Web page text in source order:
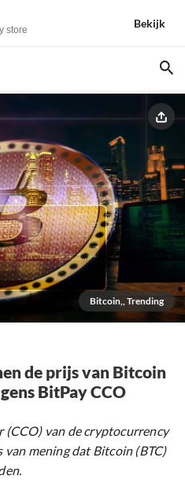
store
Bekijk
Bitcoin,, Trending
de prijs van Bitcoin
BitPay CCO
(CCO) van de cryptocurrency
mening dat Bitcoin (BTC)